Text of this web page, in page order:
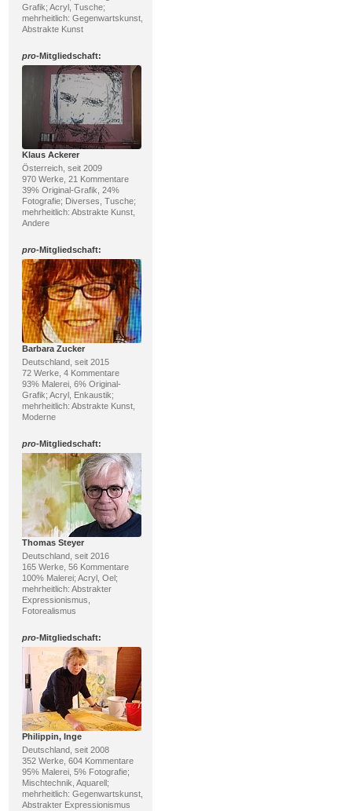
Grafik; Acryl, Tusche;
mehrheitlich: Gegenwartskunst,
Abstrakte Kunst
pro-Mitgliedschaft:
Klaus Ackerer
Österreich, seit 2009
970 Werke, 21 Kommentare
39% Original-Grafik, 24%
Fotografie; Diverses, Tusche;
mehrheitlich: Abstrakte Kunst,
Andere
pro-Mitgliedschaft:
Barbara Zucker
Deutschland, seit 2015
72 Werke, 4 Kommentare
93% Malerei, 6% Original-
Grafik; Acryl, Enkaustik;
mehrheitlich: Abstrakte Kunst,
Moderne
pro-Mitgliedschaft:
Thomas Steyer
Deutschland, seit 2016
165 Werke, 56 Kommentare
100% Malerei; Acryl, Oel;
mehrheitlich: Abstrakter
Expressionismus,
Fotorealismus
pro-Mitgliedschaft:
Philippin, Inge
Deutschland, seit 2008
352 Werke, 604 Kommentare
95% Malerei, 5% Fotografie;
Mischtechnik, Aquarell;
mehrheitlich: Gegenwartskunst,
Abstrakter Expressionismus